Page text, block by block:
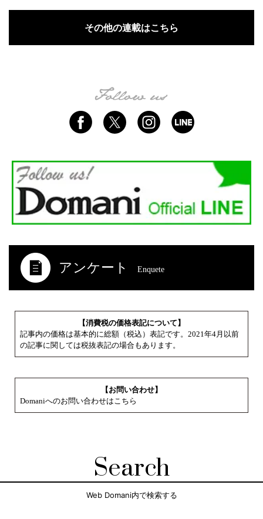
その他の連載はこちら
アンケート Enquete
【消費税の価格表記について】
記事内の価格は基本的に総額（税込）表記です。2021年4月以前
の記事に関しては税抜表記の場合もあります。
【お問い合わせ】
Domaniへのお問い合わせはこちら
Search
Web Domani内で検索する